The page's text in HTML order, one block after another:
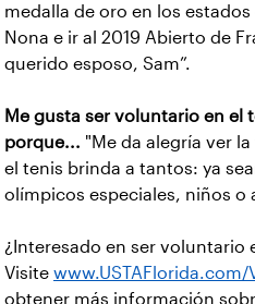
medalla de oro en los estados
Nona e ir al 2019 Abierto de
querido esposo, Sam”.
Me gusta ser voluntario en el
porque... "Me da alegría ver
el tenis brinda a tantos: ya
olímpicos especiales, niños o
¿Interesado en ser voluntario
Visite www.USTAFlorida.com/
obtener más información